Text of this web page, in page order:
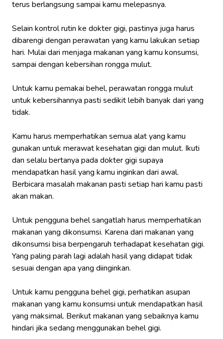
terus berlangsung sampai kamu melepasnya.
Selain kontrol rutin ke dokter gigi, pastinya juga harus
dibarengi dengan perawatan yang kamu lakukan setiap
hari. Mulai dari menjaga makanan yang kamu konsumsi,
sampai dengan kebersihan rongga mulut.
Untuk kamu pemakai behel, perawatan rongga mulut
untuk kebersihannya pasti sedikit lebih banyak dari yang
tidak.
Kamu harus memperhatikan semua alat yang kamu
gunakan untuk merawat kesehatan gigi dan mulut. Ikuti
dan selalu bertanya pada dokter gigi supaya
mendapatkan hasil yang kamu inginkan dari awal.
Berbicara masalah makanan pasti setiap hari kamu pasti
akan makan.
Untuk pengguna behel sangatlah harus memperhatikan
makanan yang dikonsumsi. Karena dari makanan yang
dikonsumsi bisa berpengaruh terhadapat kesehatan gigi.
Yang paling parah lagi adalah hasil yang didapat tidak
sesuai dengan apa yang diinginkan.
Untuk kamu pengguna behel gigi, perhatikan asupan
makanan yang kamu konsumsi untuk mendapatkan hasil
yang maksimal. Berikut makanan yang sebaiknya kamu
hindari jika sedang menggunakan behel gigi.